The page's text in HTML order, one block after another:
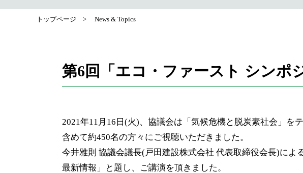
トップページ News & Topics
第6回「エコ・ファースト シンポ
2021年11月16日(火)、協議会は「気候危機と脱炭素社会」を
含めて約450名の方々にご視聴いただきました。
今井雅則 協議会議長(戸田建設株式会社 代表取締役会長)に
最新情報」と題し、ご講演を頂きました。